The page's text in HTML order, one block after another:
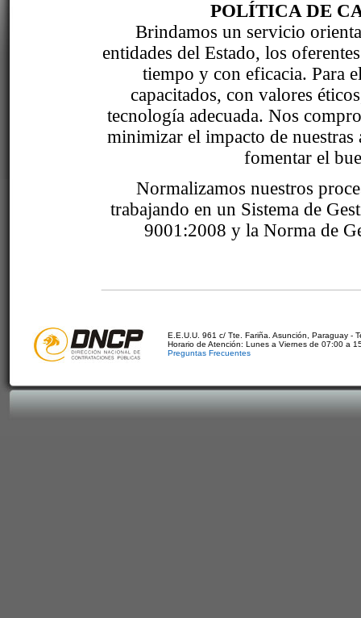
POLÍTICA DE
Brindamos un servicio
entidades del Estado, los
tiempo y con eficacia. Para
capacitados, con valores
tecnología adecuada. Nos
minimizar el impacto de
fomentar el
Normalizamos nuestros
trabajando en un Sistema de
9001:2008 y la Norma de
E.E.U.U. 961 c/ Tte. Fariña. Asunción, Paraguay -
Horario de Atención: Lunes a Viernes de 07:00 a
Preguntas Frecuentes